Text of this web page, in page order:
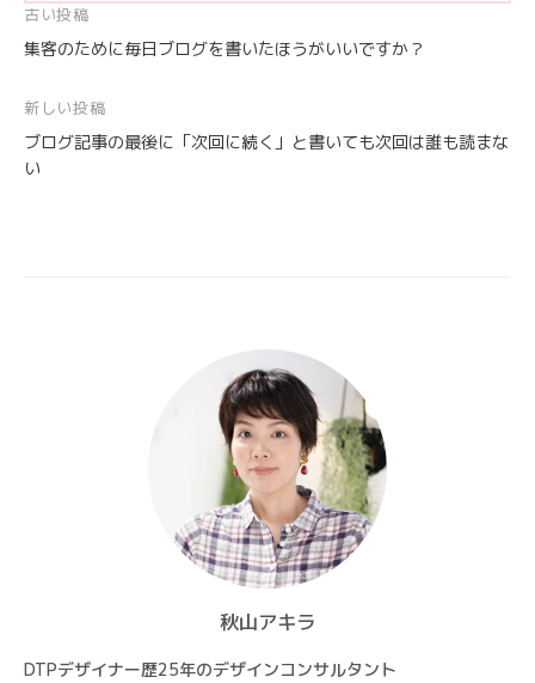
投
稿
ナ
ビ
ゲ
古い投稿
集客のために毎日ブログを書いたほうがいいですか？
新しい投稿
ブログ記事の最後に「次回に続く」と書いても次回は誰も読まな
い
秋山アキラ
DTPデザイナー歴25年のデザインコンサルタント